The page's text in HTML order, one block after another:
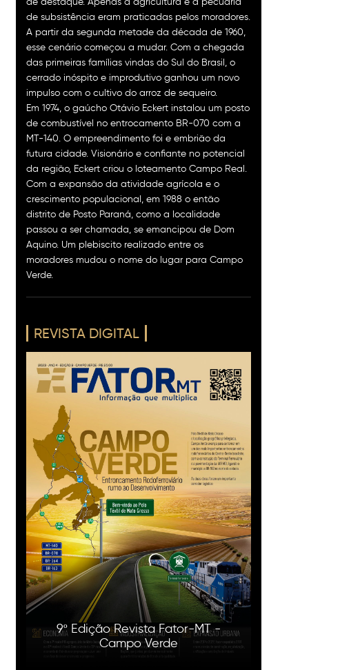
de subsistência eram praticadas pelos moradores.
A partir da segunda metade da década de 1960,
esse cenário começou a mudar. Com a chegada
das primeiras famílias vindas do Sul do Brasil, o
cerrado inóspito e improdutivo ganhou um novo
impulso com o cultivo do arroz de sequeiro.
Em 1974, o gaúcho Otávio Eckert instalou um posto
de combustível no entrocamento BR-070 com a
MT-140. O empreendimento foi e embrião da
futura cidade. Visionário e confiante no potencial
da região, Eckert criou o loteamento Campo Real.
Com a expansão da atividade agrícola e o
crescimento populacional, em 1988 o então
distrito de Posto Paraná, como a localidade
passou a ser chamada, se emancipou de Dom
Aquino. Um plebiscito realizado entre os
moradores mudou o nome do lugar para Campo
Verde.
REVISTA DIGITAL
9º Edição Revista Fator-MT -
Campo Verde